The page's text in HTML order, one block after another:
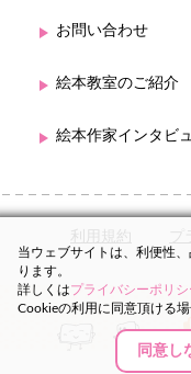
お問い合わせ
絵本教室のご紹介
絵本作家インタビ
利用規約
当ウェブサイトは、利便性
ります。
詳しくはプライバシーポリシ
Cookieの利用に同意頂ける
同意し